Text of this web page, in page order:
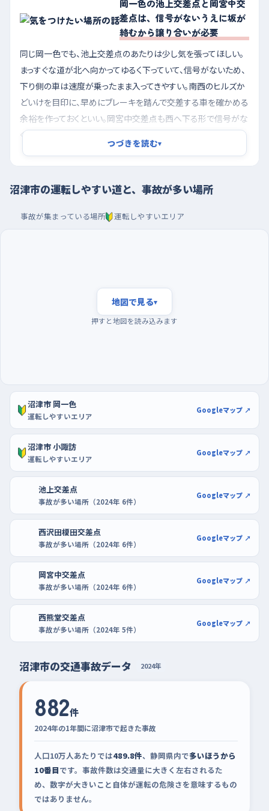
岡一色の池上交差点と岡宮中交
差点は、信号がないうえに坂が
絡むから譲り合いが必要
同じ岡一色でも、池上交差点のあたりは少し気を張ってほしい。
まっすぐな道が北へ向かってゆるく下っていて、信号がないため、
下り側の車は速度が乗ったまま入ってきやすい。南西のヒルズか
どいけを目印に、早めにブレーキを踏んで交差する車を確かめる
余裕を作っておくといい。岡宮中交差点も西へ下る形で信号がな
く、北東のマックスバリュエクスプレスや西のセブン‐イレブンに
出入りする車が横切るので、店の駐車場から鼻先が出てくること
を前提に見ておくと落ち着いて対応できる。
朝いちばんの通勤の流れは避け、夜のBiVi沼津やアン
やバックは、沼津駅前のBiVi沼津や駅ビルのアントレの駐車場の
ように、白線がはっきりして通路が整っている場所で繰り返すの
が早い。ヤマダ電機テックランド沼津店のような大型店の平面駐
つづきを読む▾
沼津市の運転しやすい道と、事故が多い場所
事故が集まっている場所 運転しやすいエリア
地図で見る▾
押すと地図を読み込みます
沼津市 岡一色
運転しやすいエリア
Googleマップ ↗
沼津市 小諏訪
運転しやすいエリア
Googleマップ ↗
池上交差点
事故が多い場所（2024年 6件）
Googleマップ ↗
西沢田榎田交差点
事故が多い場所（2024年 6件）
Googleマップ ↗
岡宮中交差点
事故が多い場所（2024年 6件）
Googleマップ ↗
西熊堂交差点
事故が多い場所（2024年 5件）
Googleマップ ↗
沼津市の交通事故データ 2024年
882件
2024年の1年間に沼津市で起きた事故
人口10万人あたりでは489.8件、静岡県内で多いほうから
10番目です。事故件数は交通量に大きく左右されるた
め、数字が大きいこと自体が運転の危険さを意味するもの
ではありません。